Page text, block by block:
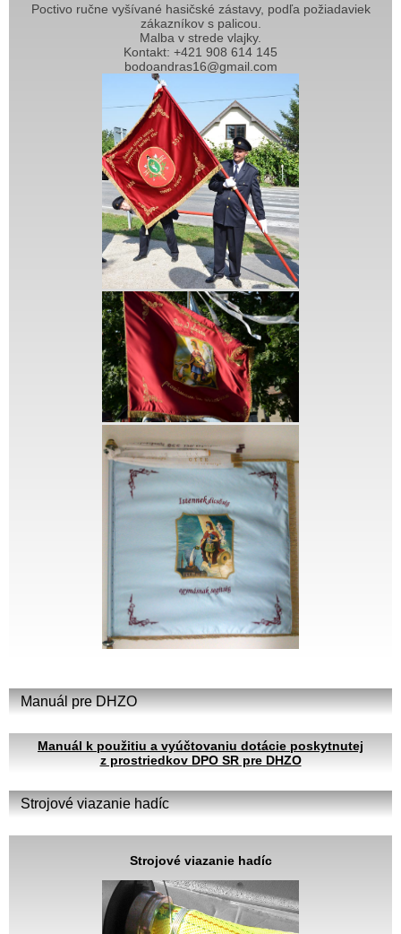
Poctivo ručne vyšívané hasičské zástavy, podľa požiadaviek
zákazníkov s palicou.
Malba v strede vlajky.
Kontakt: +421 908 614 145
bodoandras16@gmail.com
Manuál pre DHZO
Manuál k použitiu a vyúčtovaniu dotácie poskytnutej
z prostriedkov DPO SR pre DHZO
Strojové viazanie hadíc
Strojové viazanie hadíc